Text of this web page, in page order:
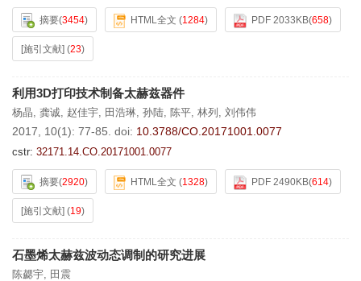
摘要(3454) HTML全文 (1284) PDF 2033KB(658)
[施引文献] (23)
利用3D打印技术制备太赫兹器件
杨晶, 龚诚, 赵佳宇, 田浩琳, 孙陆, 陈平, 林列 , 刘伟伟
2017, 10(1): 77-85. doi: 10.3788/CO.20171001.0077
cstr: 32171.14.CO.20171001.0077
摘要(2920) HTML全文 (1328) PDF 2490KB(614)
[施引文献] (19)
石墨烯太赫兹波动态调制的研究进展
陈勰宇, 田震